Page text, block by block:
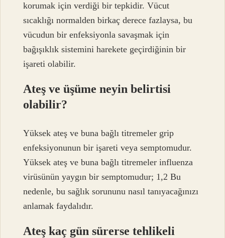
korumak için verdiği bir tepkidir. Vücut
sıcaklığı normalden birkaç derece fazlaysa, bu
vücudun bir enfeksiyonla savaşmak için
bağışıklık sistemini harekete geçirdiğinin bir
işareti olabilir.
Ateş ve üşüme neyin belirtisi
olabilir?
Yüksek ateş ve buna bağlı titremeler grip
enfeksiyonunun bir işareti veya semptomudur.
Yüksek ateş ve buna bağlı titremeler influenza
virüsünün yaygın bir semptomudur; 1,2 Bu
nedenle, bu sağlık sorununu nasıl tanıyacağınızı
anlamak faydalıdır.
Ateş kaç gün sürerse tehlikeli